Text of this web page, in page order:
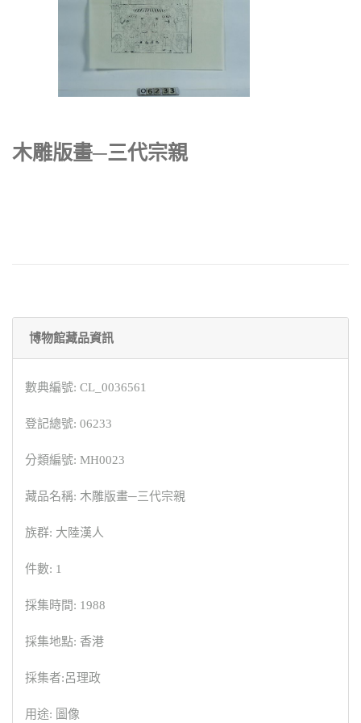
木雕版畫─三代宗親
博物館藏品資訊
數典編號: CL_0036561
登記總號: 06233
分類編號: MH0023
藏品名稱: 木雕版畫─三代宗親
族群: 大陸漢人
件數: 1
採集時間: 1988
採集地點: 香港
採集者:呂理政
用途: 圖像